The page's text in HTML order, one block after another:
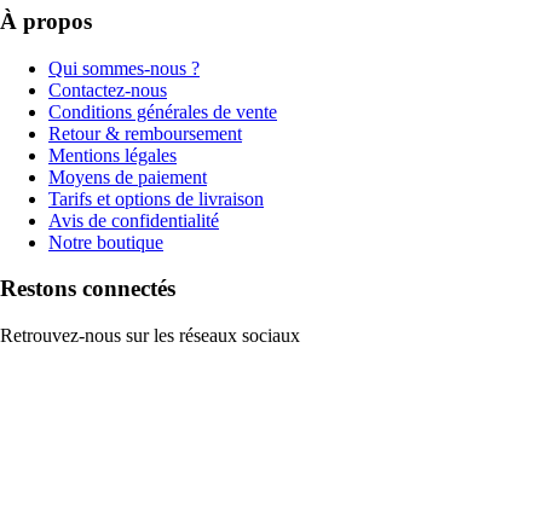
À propos
Qui sommes-nous ?
Contactez-nous
Conditions générales de vente
Retour & remboursement
Mentions légales
Moyens de paiement
Tarifs et options de livraison
Avis de confidentialité
Notre boutique
Restons connectés
Retrouvez-nous sur les réseaux sociaux